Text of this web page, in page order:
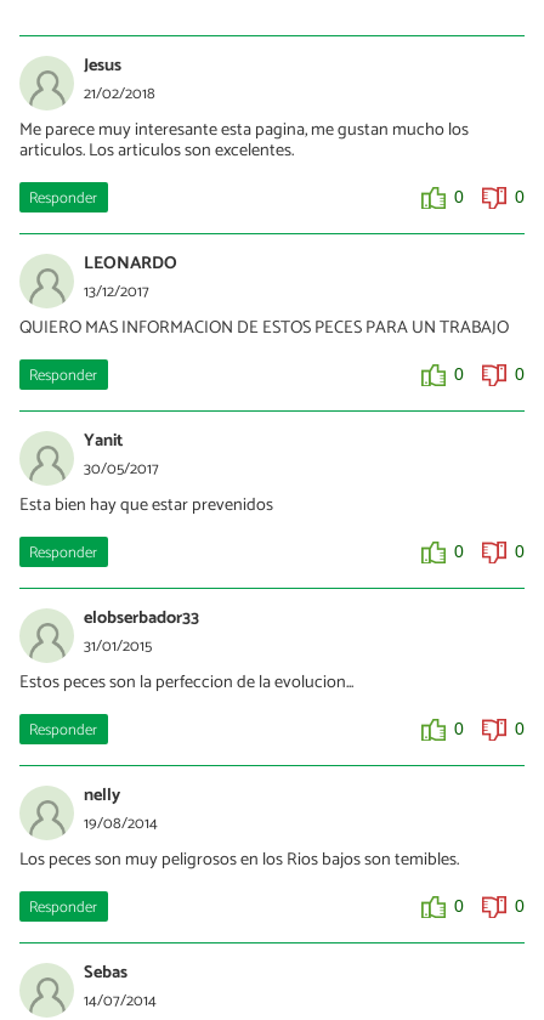
Mas de 10 millones
1
Jesus
21/02/2018
Me parece muy interesante esta pagina, me gustan mucho los
articulos. Los articulos son excelentes.
Responder 0 0
LEONARDO
13/12/2017
QUIERO MAS INFORMACION DE ESTOS PECES PARA UN TRABAJO
Responder 0 0
Yanit
30/05/2017
Esta bien hay que estar prevenidos
Responder 0 0
elobserbador33
31/01/2015
Estos peces son la perfeccion de la evolucion...
Responder 0 0
nelly
19/08/2014
Los peces son muy peligrosos en los Rios bajos son temibles.
Responder 0 0
Sebas
14/07/2014